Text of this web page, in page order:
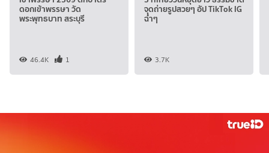
ดอกเข้าพรรษา วัด
พระพุทธบาท สระบุรี
46.4K 1
จุดถ่ายรูปสวยๆ อัป TikTok IG
ฉ่ำๆ
3.7K